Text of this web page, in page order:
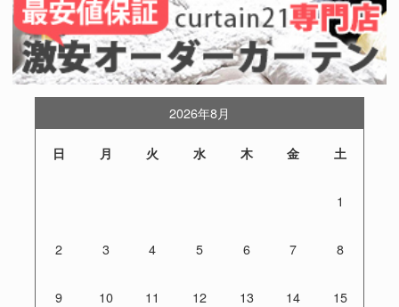
2026年8月
日 月 火 水 木 金 土
1
2 3 4 5 6 7 8
9 10 11 12 13 14 15